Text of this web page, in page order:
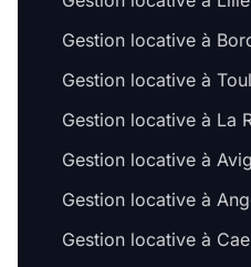
Gestion locative à
Gestion locative à
Gestion locative à La
Gestion locative à
Gestion locative à
Gestion locative à